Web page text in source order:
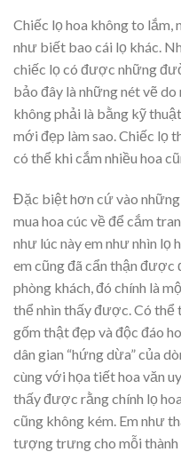
Chiếc lọ hoa không to
như biết bao cái lọ khác.
chiếc lọ có được những
bảo đây là những nét vẽ
không phải là bằng kỹ
mới đẹp làm sao. Chiếc lọ
có thể khi cắm nhiều hoa
Đặc biệt hơn cứ vào những
mua hoa cúc về để cắm
như lúc này em như nhìn lọ
em cũng đã cẩn thận
phòng khách, đó chính là
thể nhìn thấy được. Có
gốm thật đẹp và độc đáo
dân gian “hứng dừa” của
cùng với họa tiết hoa văn
thấy được rằng chính lọ
cũng không kém. Em như
tượng trưng cho mỗi